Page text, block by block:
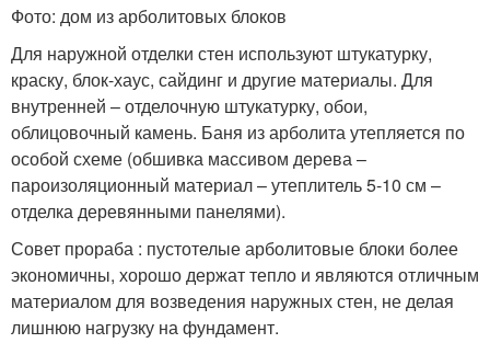
Фото: дом из арболитовых блоков
Для наружной отделки стен используют штукатурку,
краску, блок-хаус, сайдинг и другие материалы. Для
внутренней – отделочную штукатурку, обои,
облицовочный камень. Баня из арболита утепляется по
особой схеме (обшивка массивом дерева –
пароизоляционный материал – утеплитель 5-10 см –
отделка деревянными панелями).
Совет прораба : пустотелые арболитовые блоки более
экономичны, хорошо держат тепло и являются отличным
материалом для возведения наружных стен, не делая
лишнюю нагрузку на фундамент.